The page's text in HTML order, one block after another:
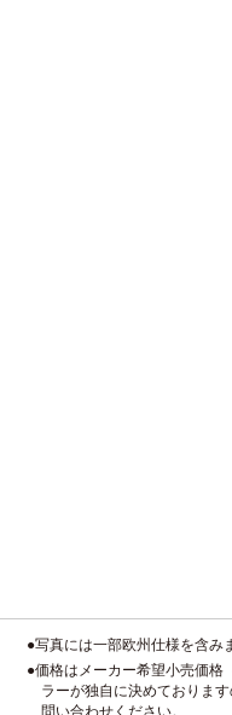
●写真には一部欧州仕様を含み
●価格はメーカー希望小売価格
ラーが独自に決めておりま
問い合わせください。